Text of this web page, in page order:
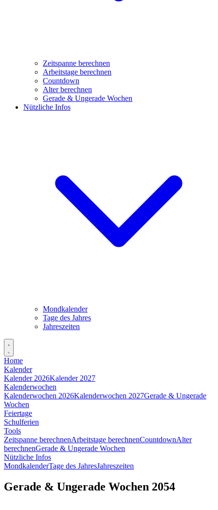
Zeitspanne berechnen
Arbeitstage berechnen
Countdown
Alter berechnen
Gerade & Ungerade Wochen
Nützliche Infos
Mondkalender
Tage des Jahres
Jahreszeiten
Home
Kalender
Kalender 2026Kalender 2027
Kalenderwochen
Kalenderwochen 2026Kalenderwochen 2027Gerade & Ungerade
Wochen
Feiertage
Schulferien
Tools
Zeitspanne berechnenArbeitstage berechnenCountdownAlter
berechnenGerade & Ungerade Wochen
Nützliche Infos
MondkalenderTage des JahresJahreszeiten
Gerade & Ungerade Wochen 2054